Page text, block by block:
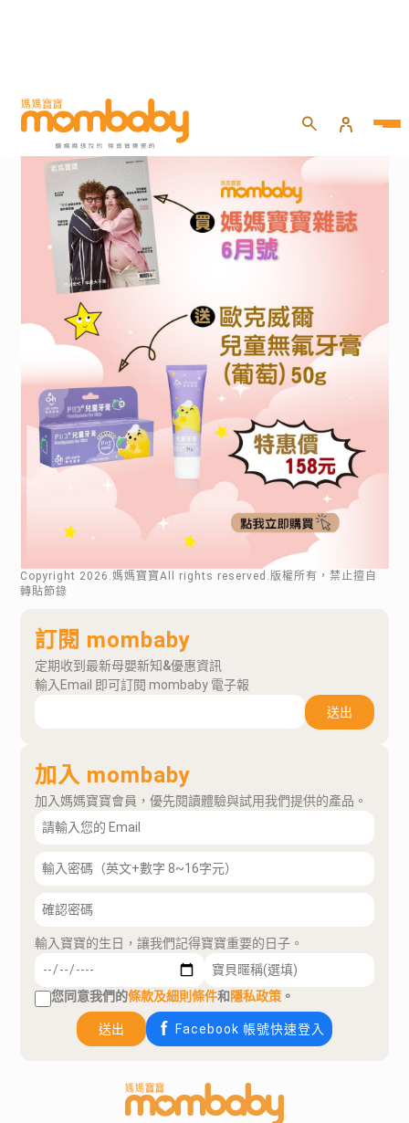
Copyright 2026 .媽媽寶寶All rights reserved.版權所有，禁止擅自
轉貼節錄
訂閱 mombaby
定期收到最新母嬰新知&優惠資訊
輸入Email 即可訂閱 mombaby 電子報
送出
加入 mombaby
加入媽媽寶寶會員，優先閱讀體驗與試用我們提供的產品。
輸入寶寶的生日，讓我們記得寶寶重要的日子。
您同意我們的條款及細則條件和隱私政策 。
送出 Facebook 帳號快速登入